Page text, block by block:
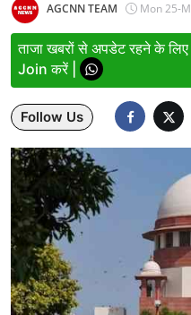
Defence & Security
Environment
Lifestyle
Health
Development
Career
Literature
Tour & Travel
AGCNN TEAM Mon 25-
ताजा खबरों से अपडेट रहने के
Join करें |
Follow Us